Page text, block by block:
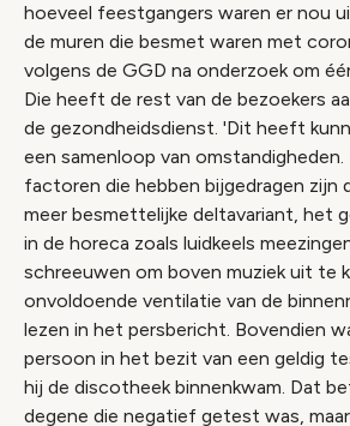
hoeveel feestgangers waren er nou
de muren die besmet waren met
volgens de GGD na onderzoek om
Die heeft de rest van de bezoekers
de gezondheidsdienst. 'Dit heeft
een samenloop van omstandigheden.
factoren die hebben bijgedragen zijn
meer besmettelijke deltavariant, het
in de horeca zoals luidkeels
schreeuwen om boven muziek uit te
onvoldoende ventilatie van de
lezen in het persbericht. Bovendien
persoon in het bezit van een geldig
hij de discotheek binnenkwam. Dat
degene die negatief getest was,